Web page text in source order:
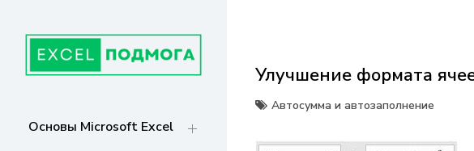
содержанию
СТРАНИЦА
путь к экспертности!
Основы Microsoft Excel
Улучшение формата
Автосумма и автозаполнение